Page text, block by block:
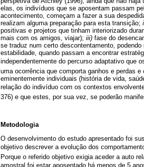
elas, os indivíduos que se aposentam passam
acontecimento, começam a fazer a sua
realizam alguma preparação para esta transição;
positivas e projetos que tinham interiorizado
mais com os amigos, viajar); iii) fase do
se traduz num certo descontentamento,
estabilidade, quando passam a encontrar
independentemente do percurso adaptativo que
uma ocorrência que comporta ganhos e perdas
eminentemente individuais (história de vida,
relação do indivíduo com os contextos
376) e que estes, por sua vez, se poderão
Metodologia
O desenvolvimento do estudo apresentado foi
objetivo descrever a evolução dos
Porque o referido objetivo exigia aceder a auto
amostral foi estar aposentado há menos de 5